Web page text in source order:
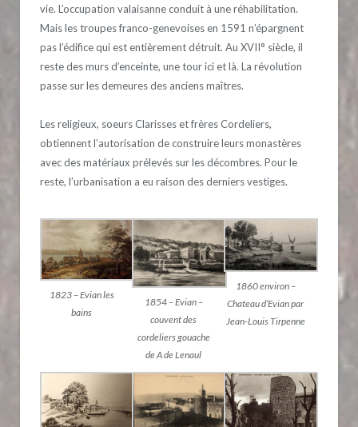
vie. L’occupation valaisanne conduit à une réhabilitation.
Mais les troupes franco-genevoises en 1591 n’épargnent
pas l’édifice qui est entièrement détruit. Au XVII° siècle, il
reste des murs d’enceinte, une tour ici et là. La révolution
passe sur les demeures des anciens maîtres.
Les religieux, soeurs Clarisses et frères Cordeliers,
obtiennent l’autorisation de construire leurs monastères
avec des matériaux prélevés sur les décombres. Pour le
reste, l’urbanisation a eu raison des derniers vestiges.
1823 – Evian les
bains
1854 – Evian –
couvent des
cordeliers gouache
de A de Lenaul
1860 environ –
Chateau d’Evian par
Jean-Louis Tirpenne